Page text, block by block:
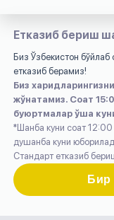
Етказиб бериш
Биз Ўзбекистон
етказиб берамиз!
Биз
жўнатамиз. Соат
буюртмалар ўша
*Шанба куни соат
душанба куни
Стандарт етказиб
Бир